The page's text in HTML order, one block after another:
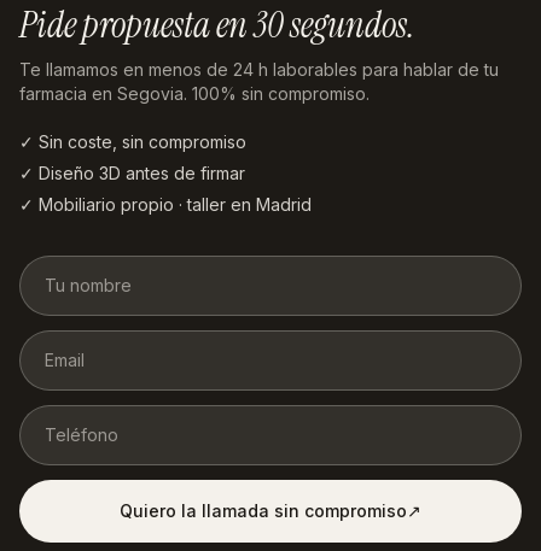
Pide propuesta en30 segundos.
Te llamamos en menos de 24 h laborables para hablar de tu
farmacia en Segovia. 100% sin compromiso.
✓ Sin coste, sin compromiso
✓ Diseño 3D antes de firmar
✓ Mobiliario propio · taller en Madrid
Quiero la llamada sin compromiso↗︎